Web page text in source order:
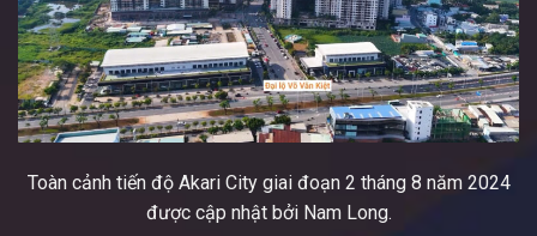
Toàn cảnh tiến độ Akari City giai đoạn 2 tháng 8 năm 2024
được cập nhật bởi Nam Long.